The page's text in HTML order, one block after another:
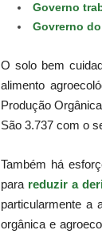
Governo
Govrerno
O solo bem
alimento
Produção
São 3.737 com o
Também há
para reduzir a
particularmente a
orgânica e